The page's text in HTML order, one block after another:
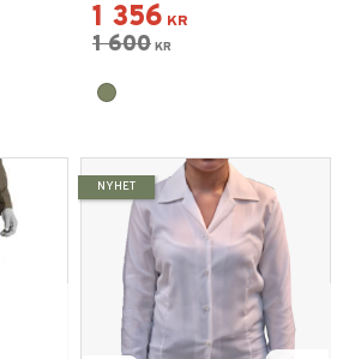
1 356 KR
1 600 KR
NYHET